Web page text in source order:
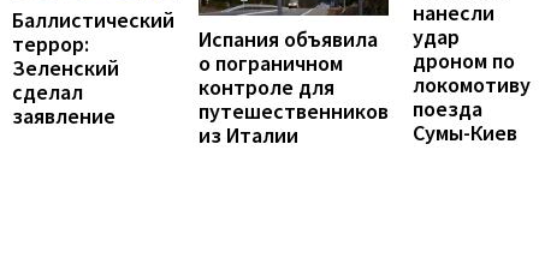
Баллистический
террор:
Зеленский
сделал
заявление
Испания объявила
о пограничном
контроле для
путешественников
из Италии
нанесли
удар
дроном по
локомотиву
поезда
Сумы-Киев